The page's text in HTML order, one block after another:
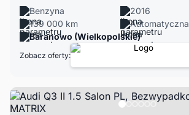
Benzyna
2016
139 000 km
Automatyczna
Baranowo (Wielkopolskie)
Zobacz oferty: